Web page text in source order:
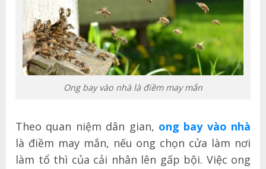
Ong bay vào nhà là điềm may mắn
Theo quan niệm dân gian, ong bay vào nhà
là điềm may mắn, nếu ong chọn cửa làm nơi
làm tổ thì của cải nhân lên gấp bội. Việc ong